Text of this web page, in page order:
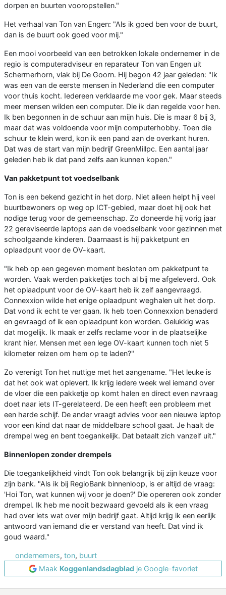
dorpen en buurten vooropstellen."
Het verhaal van Ton van Engen: "Als ik goed ben voor de buurt,
dan is de buurt ook goed voor mij."
Een mooi voorbeeld van een betrokken lokale ondernemer in de
regio is computeradviseur en reparateur Ton van Engen uit
Schermerhorn, vlak bij De Goorn. Hij begon 42 jaar geleden: "Ik
was een van de eerste mensen in Nederland die een computer
voor thuis kocht. Iedereen verklaarde me voor gek. Maar steeds
meer mensen wilden een computer. Die ik dan regelde voor hen.
Ik ben begonnen in de schuur aan mijn huis. Die is maar 6 bij 3,
maar dat was voldoende voor mijn computerhobby. Toen die
schuur te klein werd, kon ik een pand aan de overkant huren.
Dat was de start van mijn bedrijf GreenMillpc. Een aantal jaar
geleden heb ik dat pand zelfs aan kunnen kopen."
Van pakketpunt tot voedselbank
Ton is een bekend gezicht in het dorp. Niet alleen helpt hij veel
buurtbewoners op weg op ICT-gebied, maar doet hij ook het
nodige terug voor de gemeenschap. Zo doneerde hij vorig jaar
22 gereviseerde laptops aan de voedselbank voor gezinnen met
schoolgaande kinderen. Daarnaast is hij pakketpunt en
oplaadpunt voor de OV-kaart.
"Ik heb op een gegeven moment besloten om pakketpunt te
worden. Vaak werden pakketjes toch al bij me afgeleverd. Ook
het oplaadpunt voor de OV-kaart heb ik zelf aangevraagd.
Connexxion wilde het enige oplaadpunt weghalen uit het dorp.
Dat vond ik echt te ver gaan. Ik heb toen Connexxion benaderd
en gevraagd of ik een oplaadpunt kon worden. Gelukkig was
dat mogelijk. Ik maak er zelfs reclame voor in de plaatselijke
krant hier. Mensen met een lege OV-kaart kunnen toch niet 5
kilometer reizen om hem op te laden?"
Zo verenigt Ton het nuttige met het aangename. "Het leuke is
dat het ook wat oplevert. Ik krijg iedere week wel iemand over
de vloer die een pakketje op komt halen en direct even navraag
doet naar iets IT-gerelateerd. De een heeft een probleem met
een harde schijf. De ander vraagt advies voor een nieuwe laptop
voor een kind dat naar de middelbare school gaat. Je haalt de
drempel weg en bent toegankelijk. Dat betaalt zich vanzelf uit."
Binnenlopen zonder drempels
Die toegankelijkheid vindt Ton ook belangrijk bij zijn keuze voor
zijn bank. "Als ik bij RegioBank binnenloop, is er altijd de vraag:
'Hoi Ton, wat kunnen wij voor je doen?' Die opereren ook zonder
drempel. Ik heb me nooit bezwaard gevoeld als ik een vraag
had over iets wat over mijn bedrijf gaat. Altijd krijg ik een eerlijk
antwoord van iemand die er verstand van heeft. Dat vind ik
goud waard."
ondernemers, ton, buurt
Maak Koggenlandsdagbladje Google-favoriet